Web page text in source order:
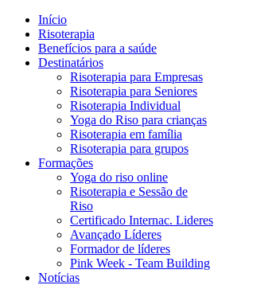
Início
Risoterapia
Benefícios para a saúde
Destinatários
Risoterapia para Empresas
Risoterapia para Seniores
Risoterapia Individual
Yoga do Riso para crianças
Risoterapia em família
Risoterapia para grupos
Formações
Yoga do riso online
Risoterapia e Sessão de
Riso
Certificado Internac. Lideres
Avançado Líderes
Formador de líderes
Pink Week - Team Building
Notícias